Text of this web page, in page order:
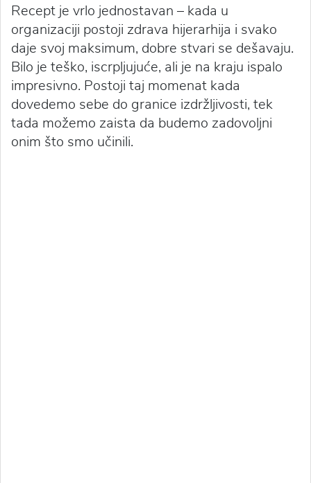
Recept je vrlo jednostavan – kada u
organizaciji postoji zdrava hijerarhija i svako
daje svoj maksimum, dobre stvari se dešavaju.
Bilo je teško, iscrpljujuće, ali je na kraju ispalo
impresivno. Postoji taj momenat kada
dovedemo sebe do granice izdržljivosti, tek
tada možemo zaista da budemo zadovoljni
onim što smo učinili.